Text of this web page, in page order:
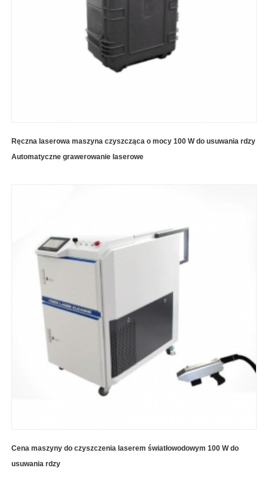
Ręczna laserowa maszyna czyszcząca o mocy 100 W do usuwania rdzy
Automatyczne grawerowanie laserowe
Cena maszyny do czyszczenia laserem światłowodowym 100 W do
usuwania rdzy